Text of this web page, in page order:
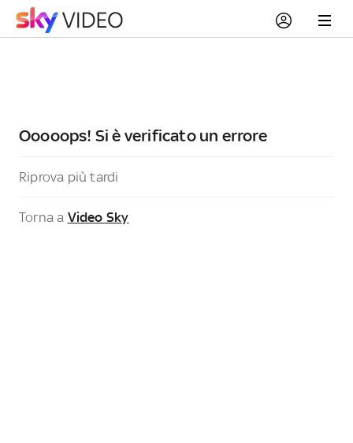
Ooooops! Si è verificato un errore
Riprova più tardi
Torna a Video Sky